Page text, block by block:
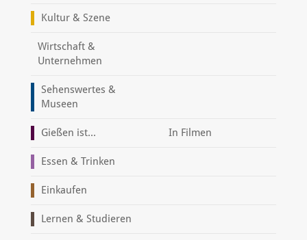
Kultur & Szene
Wirtschaft &
Unternehmen
Sehenswertes &
Museen
Gießen ist... In Filmen
Essen & Trinken
Einkaufen
Lernen & Studieren